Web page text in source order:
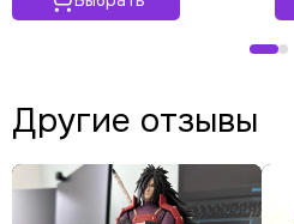
Другие отзывы